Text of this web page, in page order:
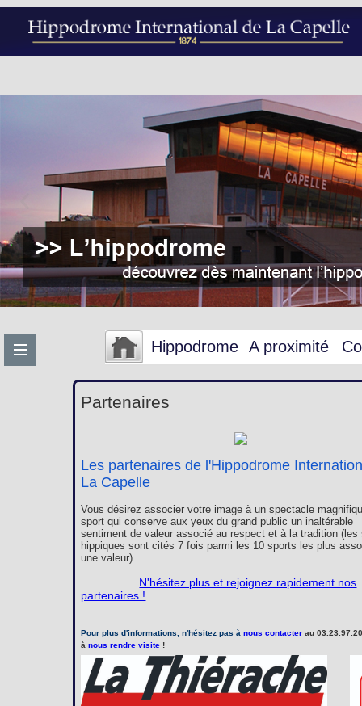
Hippodrome A proximité
Partenaires
Les partenaires de l'Hippodrome
La Capelle
Vous désirez associer votre image à un spectacle
sport qui conserve aux yeux du grand public un inaltérable
sentiment de valeur associé au respect et à la tradition (les
hippiques sont cités 7 fois parmi les 10 sports les plus
une valeur).
N'hésitez plus et rejoignez rapidement nos
partenaires !
Pour plus d'informations, n'hésitez pas ànous contacter au
ànous rendre visite !